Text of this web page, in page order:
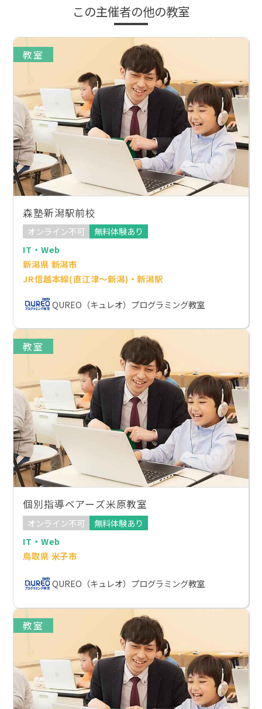
この主催者の他の教室
教室
森塾新潟駅前校
オンライン不可
無料体験あり
IT・Web
新潟県 新潟市
JR信越本線(直江津～新潟)・新潟駅
QUREO（キュレオ）プログラミング教室
教室
個別指導ベアーズ米原教室
オンライン不可
無料体験あり
IT・Web
鳥取県 米子市
QUREO（キュレオ）プログラミング教室
教室